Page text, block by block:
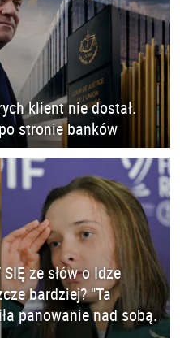
klient nie dostał.
stronie banków
SIĘ ze słów o Idze
bardziej? "Ta
panowanie nad sobą.